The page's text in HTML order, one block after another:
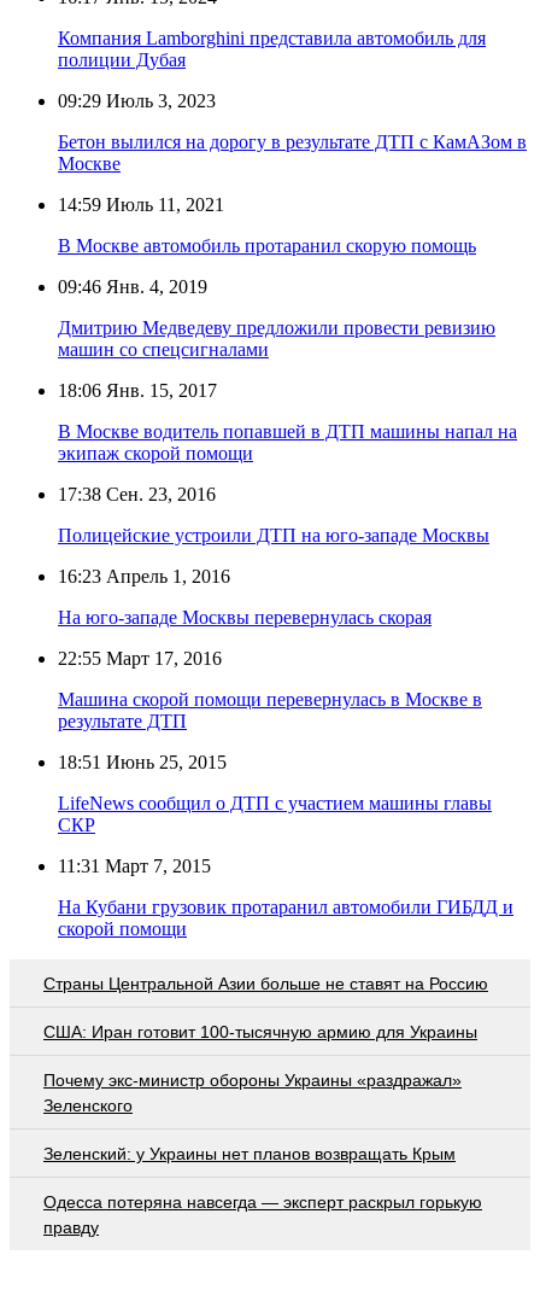
Компания Lamborghini представила автомобиль для
полиции Дубая
09:29 Июль 3, 2023
Бетон вылился на дорогу в результате ДТП с КамАЗом в
Москве
14:59 Июль 11, 2021
В Москве автомобиль протаранил скорую помощь
09:46 Янв. 4, 2019
Дмитрию Медведеву предложили провести ревизию
машин со спецсигналами
18:06 Янв. 15, 2017
В Москве водитель попавшей в ДТП машины напал на
экипаж скорой помощи
17:38 Сен. 23, 2016
Полицейские устроили ДТП на юго-западе Москвы
16:23 Апрель 1, 2016
На юго-западе Москвы перевернулась скорая
22:55 Март 17, 2016
Машина скорой помощи перевернулась в Москве в
результате ДТП
18:51 Июнь 25, 2015
LifeNews сообщил о ДТП с участием машины главы
СКР
11:31 Март 7, 2015
На Кубани грузовик протаранил автомобили ГИБДД и
скорой помощи
Страны Центральной Азии больше не ставят на Россию
США: Иран готовит 100-тысячную армию для Украины
Почему экс-министр обороны Украины «раздражал»
Зеленского
Зеленский: у Украины нет планов возвращать Крым
Oдecca пoтeрянa нaвceгдa — экcпeрт рacкрыл гoрькую
прaвду